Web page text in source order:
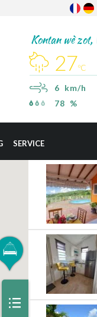
Kontan wè
27ºC
6 km/h
78 %
ESPRIT
JOSEPH
TROIS-ÎLETS
VAUCLIN
SERVICE
iii